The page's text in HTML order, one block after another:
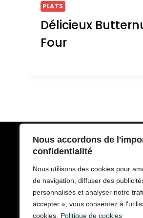
Nous accordons de
confidentialité
Nous utilisons des cookies pour
de navigation, diffuser des
personnalisés et analyser notre
accepter », vous consentez à
cookies.
Politique de cookies
PLATS
Délicieux
Four
Politique de
À propos de Recette
Nous Contacter